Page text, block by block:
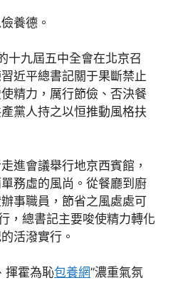
養德。
十九屆五中全會在北京召
近平總書記關于果斷禁止
精力，厲行節儉、否決餐
黨人持之以恒推動風格扶
進會議舉行地京西賓館，
務虛的風尚。從餐廳到廚
事職員，節省之風處處可
，總書記主要唆使精力轉化
活潑實行。
揮霍為恥包養網”濃重氣氛